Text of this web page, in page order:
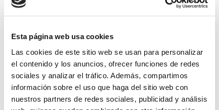
Esta página web usa cookies
Las cookies de este sitio web se usan para personalizar
el contenido y los anuncios, ofrecer funciones de redes
sociales y analizar el tráfico. Además, compartimos
información sobre el uso que haga del sitio web con
nuestros partners de redes sociales, publicidad y análisis
(MSFT), Alphabet (GOOG), que alcanzó un nuevo
máximo histórico, y Tesla (TSLA) ganaron un 1,8%, un
noticias sobre beneficios.
Los inversores también estuvieron digiriendo el avance
del PIB del primer trimestre, que mostró un crecimiento
más débil y una mayor inflación, así como el informe
semanal de solicitudes de subsidio por desempleo, que